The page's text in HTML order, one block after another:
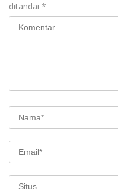
ditandai *